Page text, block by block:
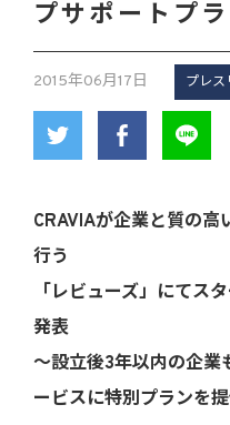
プサポートプ
2015年06月17日 プレス
CRAVIAが企業と質の
行う
「レビューズ」にてス
発表
～設立後3年以内の企業
ービスに特別プランを